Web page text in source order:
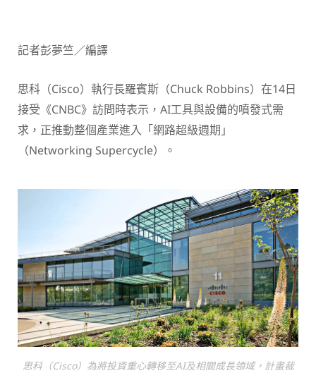
記者彭夢竺／編譯
思科（Cisco）執行長羅賓斯（Chuck Robbins）在14日
接受《CNBC》訪問時表示，AI工具與設備的噴發式需
求，正推動整個產業進入「網路超級週期」
（Networking Supercycle）。
思科（Cisco）為將投資重心轉移至AI及相關成長領域，計畫裁